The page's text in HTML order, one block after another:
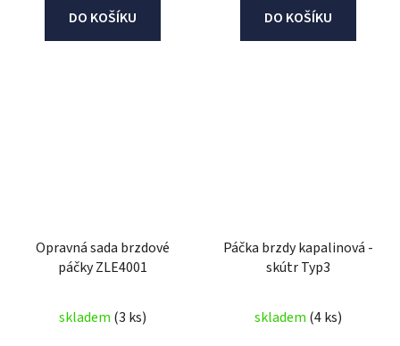
DO KOŠÍKU DO KOŠÍKU
Opravná sada brzdové
páčky ZLE4001
skladem (3 ks)
Páčka brzdy kapalinová -
skútr Typ3
skladem (4 ks)